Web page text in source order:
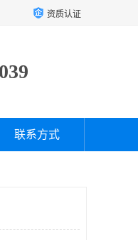
资质认证
联系方式